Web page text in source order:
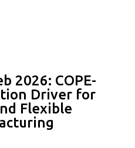
2026: COPE-
Driver for
Flexible